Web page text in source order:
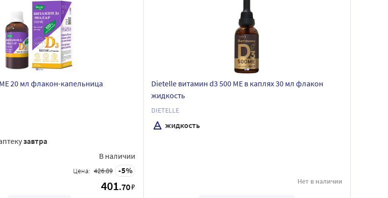
20 мл флакон-капельница
завтра
В наличии
Цена: 426.89 5
401.70₽
Dietelle витамин d3 500 МЕ в каплях 30 мл флакон
жидкость
DIETELLE
жидкость
Нет в наличии